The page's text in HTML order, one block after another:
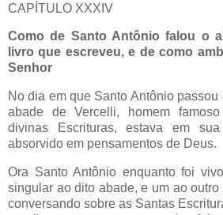
CAPÍTULO XXXIV
Como de Santo Antônio falou o
livro que escreveu, e de como
Senhor
No dia em que Santo Antônio
abade de Vercelli, homem
divinas Escrituras, estava em
absorvido em pensamentos de Deus.
Ora Santo Antônio enquanto foi
singular ao dito abade, e um ao
conversando sobre as Santas